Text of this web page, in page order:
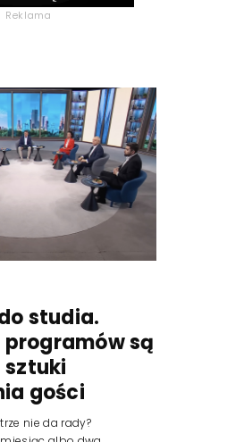
Reklama
studia.
są
gości
nie da rady?